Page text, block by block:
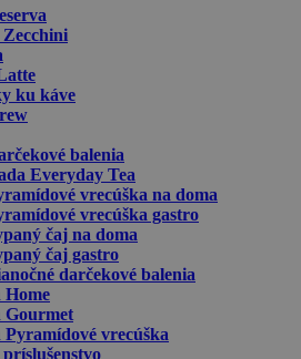
ku káve
balenia
Everyday Tea
vrecúška na doma
vrecúška gastro
čaj na doma
čaj gastro
darčekové balenia
Home
Gourmet
vrecúška